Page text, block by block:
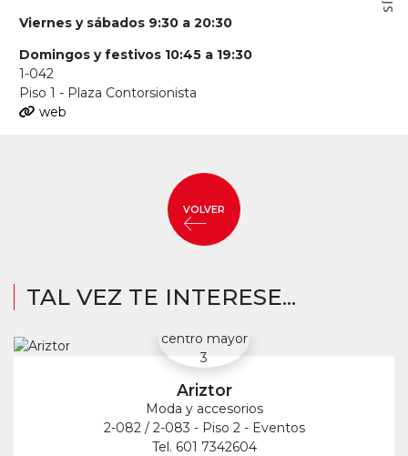
Viernes y sábados 9:30 a 20:30
Domingos y festivos 10:45 a 19:30
1-042
Piso 1 - Plaza Contorsionista
web
VOLVER
TAL VEZ TE INTERESE...
Ariztor
Moda y accesorios
2-082 / 2-083 - Piso 2 - Eventos
Tel. 601 7342604